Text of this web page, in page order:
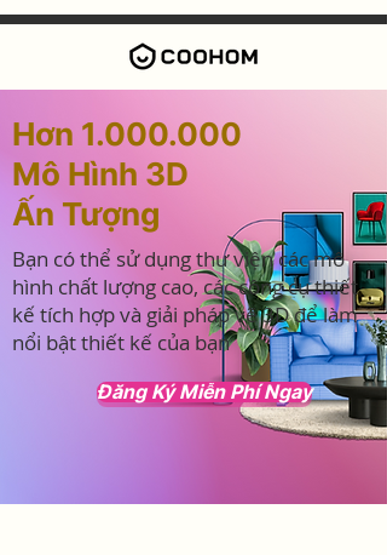
Hơn 1.000.000
Mô Hình 3D
Ấn Tượng
Bạn có thể sử dụng thư viện các mô
hình chất lượng cao, các công cụ thiết
kế tích hợp và giải pháp vẽ 3D để làm
nổi bật thiết kế của bạn
Đăng Ký Miễn Phí Ngay